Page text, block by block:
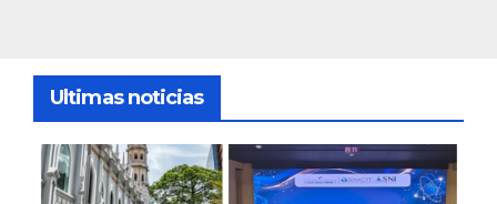
Ultimas noticias